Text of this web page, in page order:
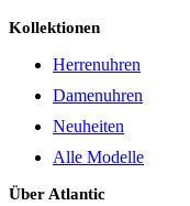
Kollektionen
Herrenuhren
Damenuhren
Neuheiten
Alle Modelle
Über Atlantic